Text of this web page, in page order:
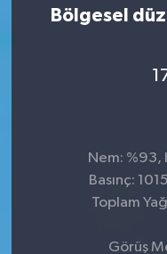
Bölgesel
Nem: %93,
Basınç:
Toplam
Görüş